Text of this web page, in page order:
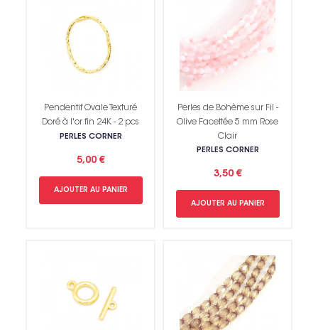
Pendentif Ovale Texturé
Doré à l'or fin 24K - 2 pcs
PERLES CORNER
5,00 €
AJOUTER AU PANIER
Perles de Bohème sur Fil -
Olive Facettée 5 mm Rose
Clair
PERLES CORNER
3,50 €
AJOUTER AU PANIER